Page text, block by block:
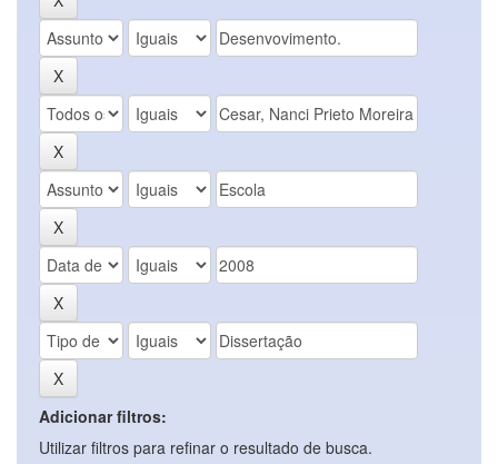
Adicionar filtros:
Utilizar filtros para refinar o resultado de busca.